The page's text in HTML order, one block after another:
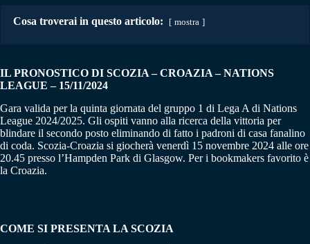
Cosa troverai in questo articolo: mostra
IL PRONOSTICO DI SCOZIA – CROAZIA – NATIONS
LEAGUE – 15/11/2024
Gara valida per la quinta giornata del gruppo 1 di Lega A di Nations
League 2024/2025. Gli ospiti vanno alla ricerca della vittoria per
blindare il secondo posto eliminando di fatto i padroni di casa fanalino
di coda. Scozia-Croazia si giocherà venerdì 15 novembre 2024 alle ore
20.45 presso l’Hampden Park di Glasgow. Per i bookmakers favorito è
la Croazia.
COME SI PRESENTA LA SCOZIA